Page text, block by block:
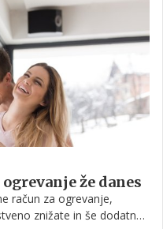
že danes
račun za ogrevanje,
znižate in še dodatno